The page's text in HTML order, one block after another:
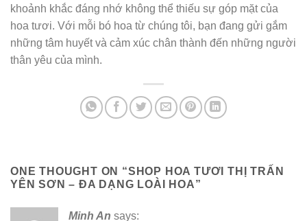
khoảnh khắc đáng nhớ không thể thiếu sự góp mặt của
hoa tươi. Với mỗi bó hoa từ chúng tôi, bạn đang gửi gắm
những tâm huyết và cảm xúc chân thành đến những người
thân yêu của mình.
ONE THOUGHT ON “SHOP HOA TƯƠI THỊ TRẤN
YÊN SƠN – ĐA DẠNG LOÀI HOA ”
Minh An says: